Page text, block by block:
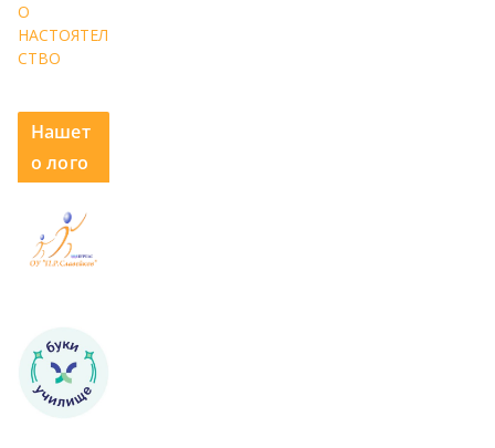
О
НАСТОЯТЕЛ
СТВО
Нашет
о лого